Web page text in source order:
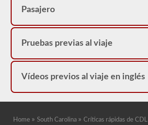
Pasajero
Pruebas previas al viaje
Vídeos previos al viaje en inglés
Home » South Carolina » Críticas rápidas de CDL